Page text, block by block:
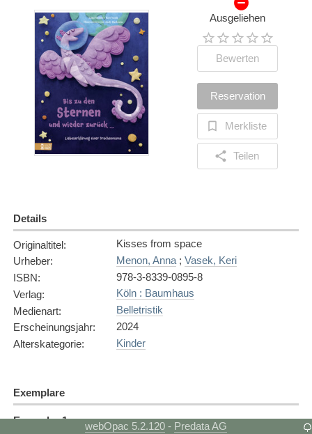
Ausgeliehen
Bewerten
Reservation
Merkliste
Teilen
Details
Originaltitel:
Kisses from space
Urheber: Menon, Anna; Vasek, Keri
ISBN:
978-3-8339-0895-8
Verlag:
Köln : Baumhaus
Medienart:
Belletristik
Erscheinungsjahr:
2024
Alterskategorie: Kinder
Exemplare
Exemplar 1 webOpac 5.2.120 - Predata AG